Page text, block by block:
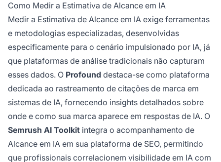
Como Medir a Estimativa de Alcance em IA
Medir a Estimativa de Alcance em IA exige ferramentas
e metodologias especializadas, desenvolvidas
especificamente para o cenário impulsionado por IA, já
que plataformas de análise tradicionais não capturam
esses dados. O Profound destaca-se como plataforma
dedicada ao rastreamento de citações de marca em
sistemas de IA, fornecendo insights detalhados sobre
onde e como sua marca aparece em respostas de IA. O
Semrush AI Toolkit integra o acompanhamento de
Alcance em IA em sua plataforma de SEO, permitindo
que profissionais correlacionem visibilidade em IA com